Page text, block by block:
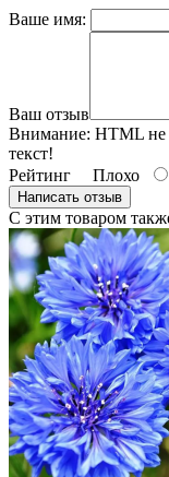
Ваше имя:
Ваш отзыв
Внимание: HTML не
текст!
Рейтинг Плохо
Написать отзыв
С этим товаром